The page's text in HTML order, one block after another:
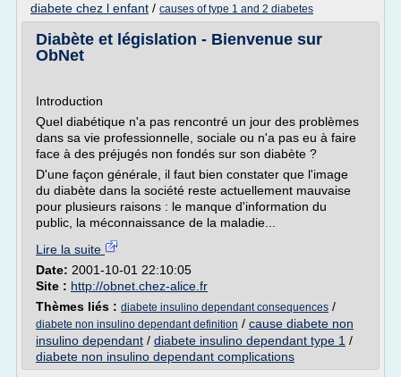
diabete chez l enfant / causes of type 1 and 2 diabetes
Diabète et législation - Bienvenue sur
ObNet
Introduction
Quel diabétique n'a pas rencontré un jour des problèmes
dans sa vie professionnelle, sociale ou n'a pas eu à faire
face à des préjugés non fondés sur son diabète ?
D'une façon générale, il faut bien constater que l'image
du diabète dans la société reste actuellement mauvaise
pour plusieurs raisons : le manque d'information du
public, la méconnaissance de la maladie...
Lire la suite
Date: 2001-10-01 22:10:05
Site : http://obnet.chez-alice.fr
Thèmes liés : diabete insulino dependant consequences /
diabete non insulino dependant definition / cause diabete non
insulino dependant / diabete insulino dependant type 1 /
diabete non insulino dependant complications